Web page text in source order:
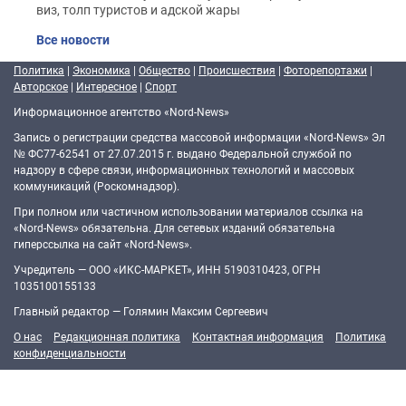
виз, толп туристов и адской жары
Все новости
Политика | Экономика | Общество | Происшествия | Фоторепортажи |
Авторское | Интересное | Спорт
Информационное агентство «Nord-News»
Запись о регистрации средства массовой информации «Nord-News» Эл
№ ФС77-62541 от 27.07.2015 г. выдано Федеральной службой по
надзору в сфере связи, информационных технологий и массовых
коммуникаций (Роскомнадзор).
При полном или частичном использовании материалов ссылка на
«Nord-News» обязательна. Для сетевых изданий обязательна
гиперссылка на сайт «Nord-News».
Учредитель — ООО «ИКС-МАРКЕТ», ИНН 5190310423, ОГРН
1035100155133
Главный редактор — Голямин Максим Сергеевич
О нас
Редакционная политика Контактная информация
Политика
конфиденциальности